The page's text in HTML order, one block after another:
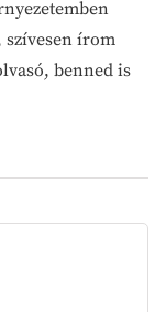
szívesen írom
benned is